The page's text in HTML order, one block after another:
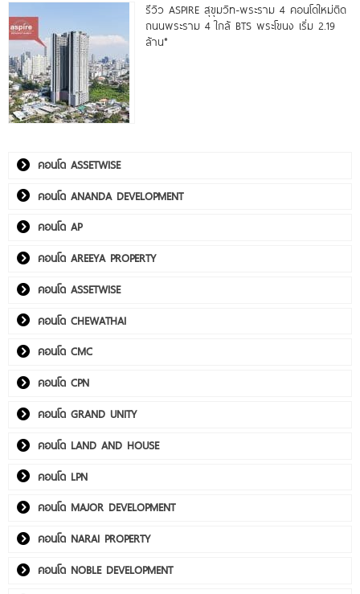
รีวิว ASPIRE สุขุมวิท-พระราม 4 คอนโดใหม่ติด
ถนนพระราม 4 ใกล้ BTS พระโขนง เริ่ม 2.19
ล้าน*
คอนโด ASSETWISE
คอนโด ANANDA DEVELOPMENT
คอนโด AP
คอนโด AREEYA PROPERTY
คอนโด ASSETWISE
คอนโด CHEWATHAI
คอนโด CMC
คอนโด CPN
คอนโด GRAND UNITY
คอนโด LAND AND HOUSE
คอนโด LPN
คอนโด MAJOR DEVELOPMENT
คอนโด NARAI PROPERTY
คอนโด NOBLE DEVELOPMENT